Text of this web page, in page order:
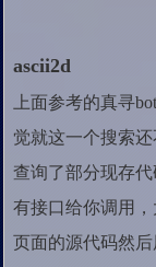
ascii2d
上面参考的真寻
觉就这一个搜索还
查询了部分现存
有接口给你调用
页面的源代码然后